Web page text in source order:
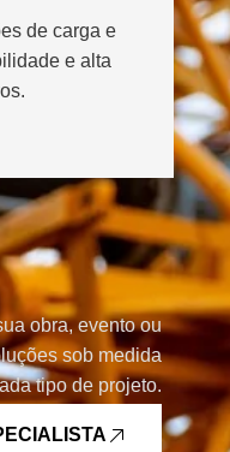
de carga e
e alta
obra, evento ou
sob medida
tipo de projeto.